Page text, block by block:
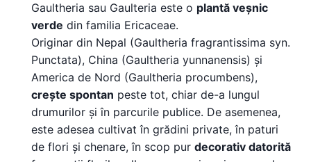
Gaultheria sau Gaulteria este o plantă veșnic
verde din familia Ericaceae.
Originar din Nepal (Gaultheria fragrantissima syn.
Punctata), China (Gaultheria yunnanensis) și
America de Nord (Gaultheria procumbens),
crește spontan peste tot, chiar de-a lungul
drumurilor și în parcurile publice. De asemenea,
este adesea cultivat în grădini private, în paturi
de flori și chenare, în scop pur decorativ datorită